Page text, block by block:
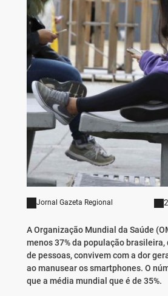
Jornal Gazeta Regional
A Organização Mundial da Saúde
menos 37% da população
de pessoas, convivem com a dor
ao manusear os smartphones. O
que a média mundial que é de 35%.